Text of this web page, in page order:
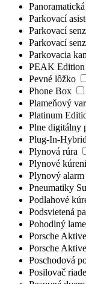
Panoramatická
Parkovací
Parkovací
Parkovací
Parkovacia
PEAK Edition
Pevné lôžko
Phone Box
Plameňový
Platinum
Plne digitálny
Plug-In-Hybrid
Plynová rúra
Plynové
Plynový alarm
Pneumatiky
Podlahové
Podsvietená
Pohodlný
Porsche
Porsche
Poschodová
Posilovač